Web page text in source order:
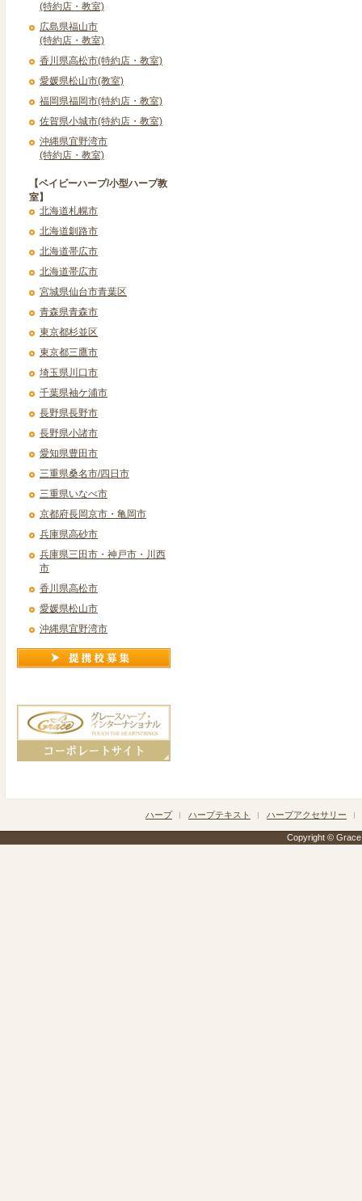
(特約店・教室)
広島県福山市
(特約店・教室)
香川県高松市(特約店・教室)
愛媛県松山市(教室)
福岡県福岡市(特約店・教室)
佐賀県小城市(特約店・教室)
沖縄県宜野湾市
(特約店・教室)
【ベイビーハープ/小型ハープ教
室】
北海道札幌市
北海道釧路市
北海道帯広市
北海道帯広市
宮城県仙台市青葉区
青森県青森市
東京都杉並区
東京都三鷹市
埼玉県川口市
千葉県袖ケ浦市
長野県長野市
長野県小諸市
愛知県豊田市
三重県桑名市/四日市
三重県いなべ市
京都府長岡京市・亀岡市
兵庫県高砂市
兵庫県三田市・神戸市・川西
市
香川県高松市
愛媛県松山市
沖縄県宜野湾市
ハープ ハープテキスト ハープアクセサリー
Copyright © Grace